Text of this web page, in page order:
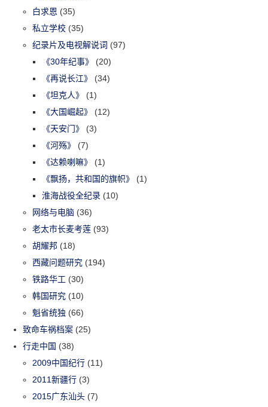
白求恩 (35)
私立学校 (35)
纪录片及电视解说词 (97)
《30年纪事》
(20)
《再说长江》
(34)
《坦克人》
(1)
《大国崛起》
(12)
《天安门》
(3)
《河殇》
(7)
《达赖喇嘛》
(1)
《飘扬，共和国的旗帜》
(1)
淮海战役全纪录 (10)
网络与电脑 (36)
老太市长麦考莲 (93)
胡耀邦 (18)
西藏问题研究 (194)
铁路华工 (30)
韩国研究 (10)
魁省统独 (66)
致命车祸档案 (25)
行走中国 (38)
2009中国纪行 (11)
2011新疆行 (3)
2015广东汕头 (7)